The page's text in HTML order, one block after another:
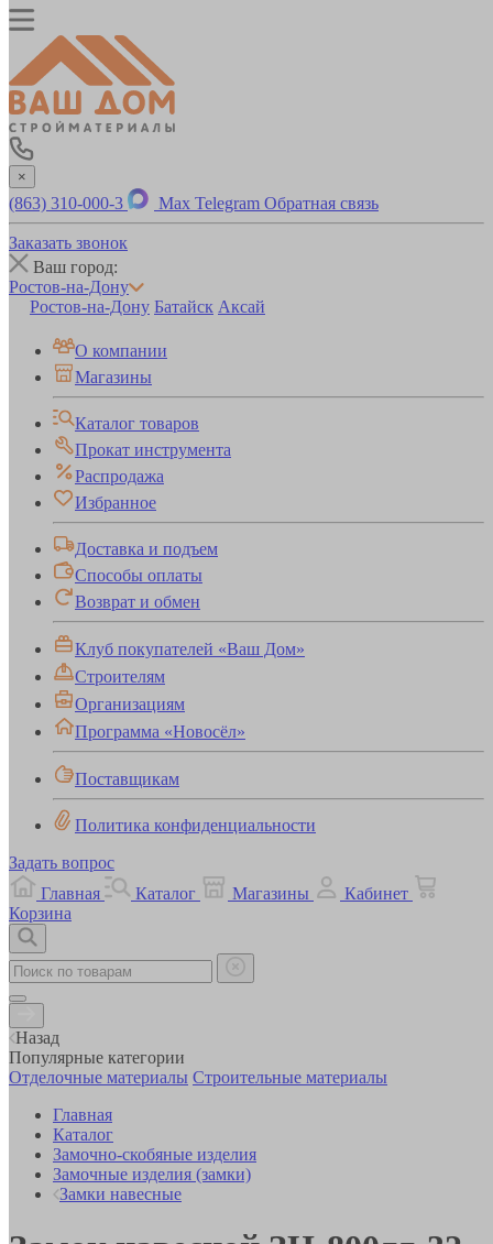
×
(863) 310-000-3 Max Telegram Обратная связь
Заказать звонок
Ваш город:
Ростов-на-Дону
Ростов-на-Дону Батайск Аксай
О компании
Магазины
Каталог товаров
Прокат инструмента
Распродажа
Избранное
Доставка и подъем
Способы оплаты
Возврат и обмен
Клуб покупателей «Ваш Дом»
Строителям
Организациям
Программа «Новосёл»
Поставщикам
Политика конфиденциальности
Задать вопрос
Главная
Каталог Магазины
Кабинет
Корзина
Назад
Популярные категории
Отделочные материалы Строительные материалы
Главная
Каталог
Замочно-скобяные изделия
Замочные изделия (замки)
Замки навесные